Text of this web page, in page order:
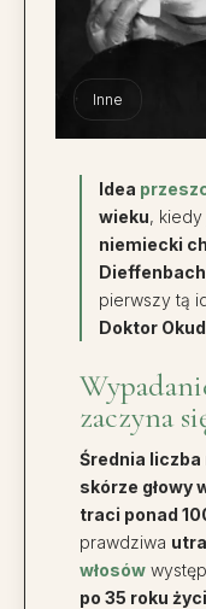
Inne
Idea
wieku,
niemiecki
Dieffenbach
pierwszy tą
Doktor
zaczyna
Średnia liczba
skórze głowy
traci ponad
prawdziwa
włosów
po 35 roku